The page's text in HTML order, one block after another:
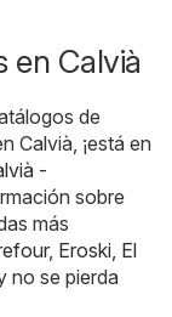
en Calvià
de
Calvià, ¡está en
-
sobre
más
, Eroski El
no se pierda